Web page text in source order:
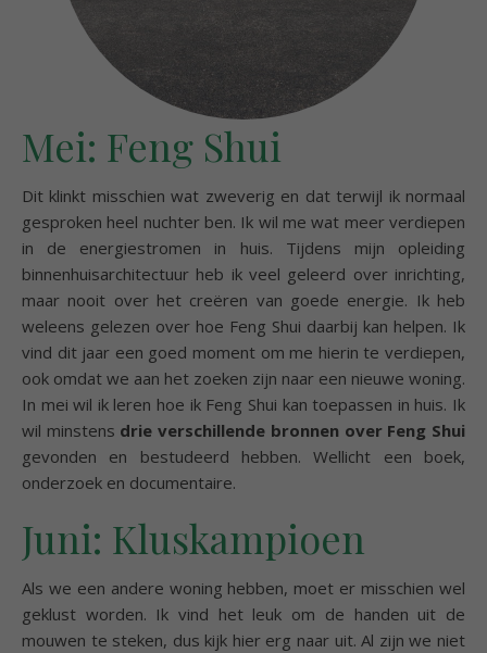
Mei: Feng Shui
Dit klinkt misschien wat zweverig en dat terwijl ik normaal
gesproken heel nuchter ben. Ik wil me wat meer verdiepen
in de energiestromen in huis. Tijdens mijn opleiding
binnenhuisarchitectuur heb ik veel geleerd over inrichting,
maar nooit over het creëren van goede energie. Ik heb
weleens gelezen over hoe Feng Shui daarbij kan helpen. Ik
vind dit jaar een goed moment om me hierin te verdiepen,
ook omdat we aan het zoeken zijn naar een nieuwe woning.
In mei wil ik leren hoe ik Feng Shui kan toepassen in huis. Ik
wil minstens drie verschillende bronnen over Feng Shui
gevonden en bestudeerd hebben. Wellicht een boek,
onderzoek en documentaire.
Juni: Kluskampioen
Als we een andere woning hebben, moet er misschien wel
geklust worden. Ik vind het leuk om de handen uit de
mouwen te steken, dus kijk hier erg naar uit. Al zijn we niet